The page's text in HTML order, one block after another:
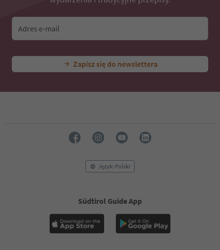
Adres e-mail
Zapisz się do newslettera
Język: Polski
Südtirol Guide App